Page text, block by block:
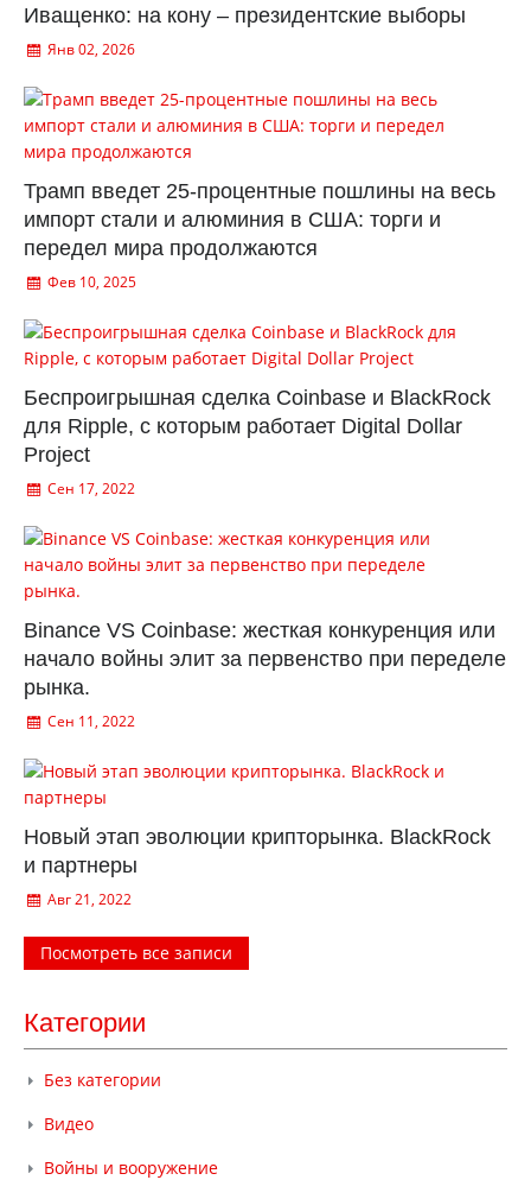
Иващенко: на кону – президентские выборы
Янв 02, 2026
Трамп введет 25-процентные пошлины на весь
импорт стали и алюминия в США: торги и
передел мира продолжаются
Фев 10, 2025
Беспроигрышная сделка Coinbase и BlackRock
для Ripple, с которым работает Digital Dollar
Project
Сен 17, 2022
Binance VS Coinbase: жесткая конкуренция или
начало войны элит за первенство при переделе
рынка.
Сен 11, 2022
Новый этап эволюции крипторынка. BlackRock
и партнеры
Авг 21, 2022
Посмотреть все записи
Категории
Без категории
Видео
Войны и вооружение